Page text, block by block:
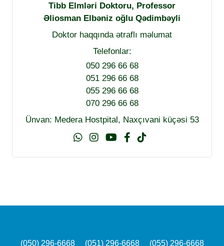
Tibb Elmləri Doktoru, Professor
Əliosman Elbəniz oğlu Qədimbəyli
Doktor haqqında ətraflı məlumat
Telefonlar:
050 296 66 68
051 296 66 68
055 296 66 68
070 296 66 68
Ünvan: Medera Hostpital, Naxçıvani küçəsi 53
(050) 296-6668 (051) 296-6668 (055) 296-6668